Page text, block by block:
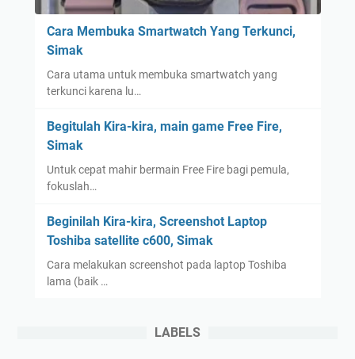
Cara Membuka Smartwatch Yang Terkunci,
Simak
Cara utama untuk membuka smartwatch yang
terkunci karena lu…
Begitulah Kira-kira, main game Free Fire,
Simak
Untuk cepat mahir bermain Free Fire bagi pemula,
fokuslah…
Beginilah Kira-kira, Screenshot Laptop
Toshiba satellite c600, Simak
Cara melakukan screenshot pada laptop Toshiba
lama (baik …
LABELS